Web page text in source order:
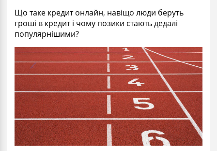
Що таке кредит онлайн, навіщо люди беруть
гроші в кредит і чому позики стають дедалі
популярнішими?